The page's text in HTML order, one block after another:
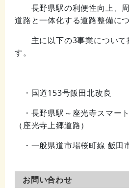
長野県駅の利便性向上、周
道路と一体化する道路整備につ
主に以下の3事業について
す。
・国道153号飯田北改良
・長野県駅～座光寺スマー
（座光寺上郷道路）
・一般県道市場桜町線 飯田
お問い合わせ